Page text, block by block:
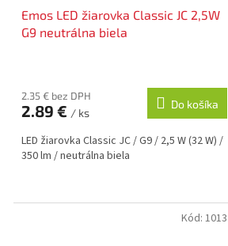
Emos LED žiarovka Classic JC 2,5W
G9 neutrálna biela
2.35 € bez DPH
2.89 € / ks
Do košíka
LED žiarovka Classic JC / G9 / 2,5 W (32 W) /
350 lm / neutrálna biela
Kód: 1013